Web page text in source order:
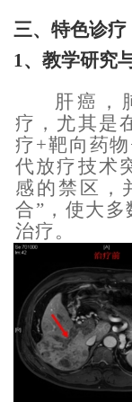
三、特色诊疗
1、 教学研究
肝癌，
疗，尤其是
疗+靶向药
代放疗技术
感的禁区，
合”，使大
治疗。